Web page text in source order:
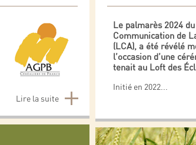
Lire la suite
Le palmarès 2024
Communication de
(LCA), a été révélé
l’occasion d’une
tenait au Loft des
Initié en 2022...